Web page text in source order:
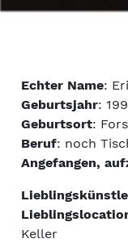
Echter Name:
Geburtsjahr:
Geburtsort:
Beruf: noch
Angefangen,
Keller